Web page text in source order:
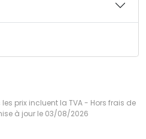
prix incluent la TVA - Hors frais de
à jour le 03/08/2026